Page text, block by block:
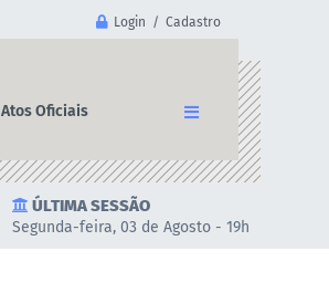
Login / Cadastro
Atos Oficiais
ÚLTIMA SESSÃO
Segunda-feira, 03 de Agosto - 19h